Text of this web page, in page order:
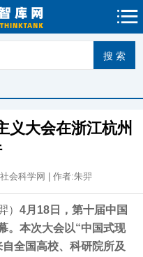
义大会在浙江杭州
会科学网 | 作者:朱羿
） 4月18日，第十届中国
。本次大会以“中国式现
全国高校、科研院所及